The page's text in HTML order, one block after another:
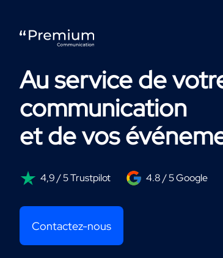
Au service de
communication
et de vos
4,9 / 5 Trustpilot 4.8 / 5 Google
Contactez-nous